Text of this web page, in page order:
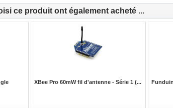
ce produit ont également acheté ...
XBee Pro 60mW fil d'antenne - Série 1 (...